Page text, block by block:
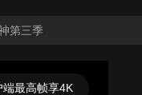
端最高帧享4K